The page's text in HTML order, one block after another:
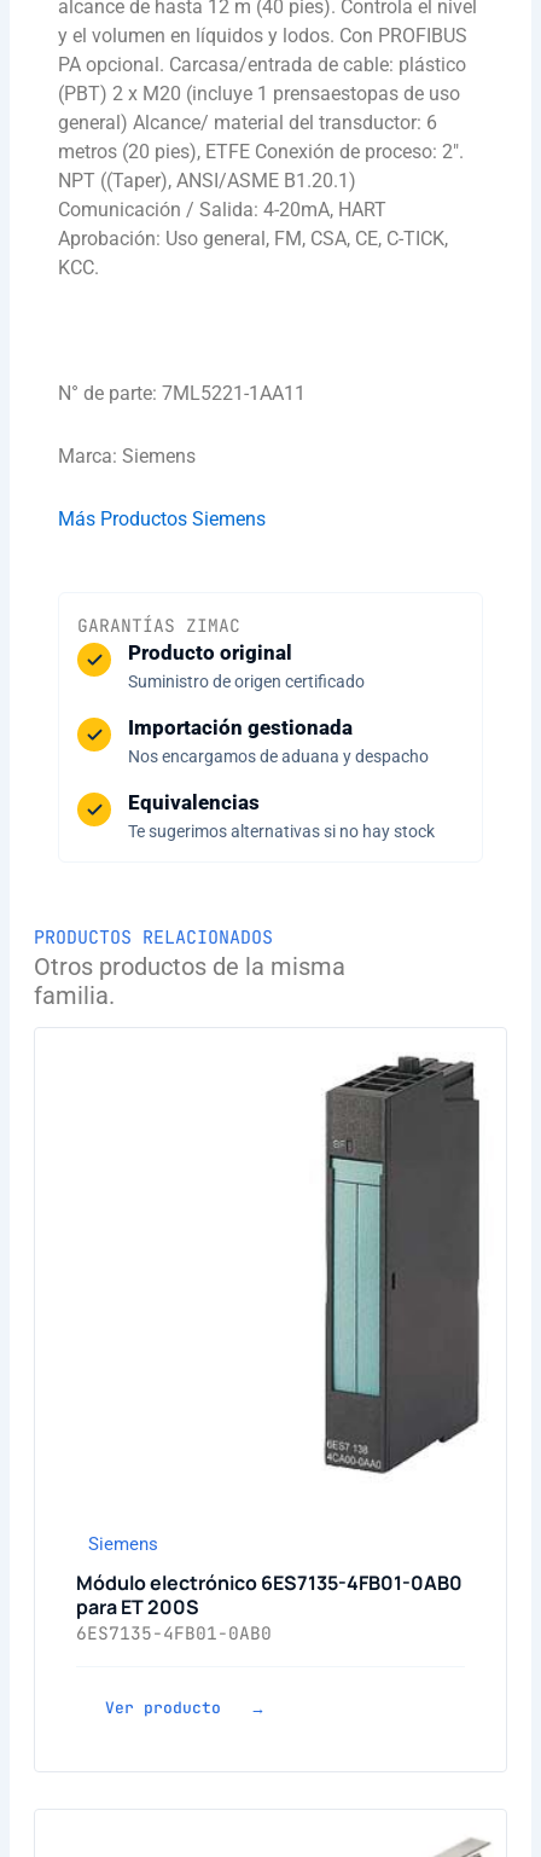
alcance de hasta 12 m (40 pies). Controla el nivel
y el volumen en líquidos y lodos. Con PROFIBUS
PA opcional. Carcasa/entrada de cable: plástico
(PBT) 2 x M20 (incluye 1 prensaestopas de uso
general) Alcance/ material del transductor: 6
metros (20 pies), ETFE Conexión de proceso: 2″.
NPT ((Taper), ANSI/ASME B1.20.1)
Comunicación / Salida: 4-20mA, HART
Aprobación: Uso general, FM, CSA, CE, C-TICK,
KCC.
N° de parte: 7ML5221-1AA11
Marca: Siemens
Más Productos Siemens
GARANTÍAS ZIMAC
Producto original
Suministro de origen certificado
Importación gestionada
Nos encargamos de aduana y despacho
Equivalencias
Te sugerimos alternativas si no hay stock
PRODUCTOS RELACIONADOS
Otros productos de la misma
familia.
Siemens
Módulo electrónico 6ES7135-4FB01-0AB0
para ET 200S
6ES7135-4FB01-0AB0
Ver producto →